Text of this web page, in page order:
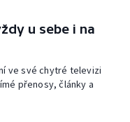
u sebe i na
ve své chytré televizi
přenosy, články a